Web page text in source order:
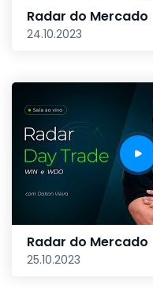
Radar do Mercado
24.10.2023
Radar do Mercado
25.10.2023